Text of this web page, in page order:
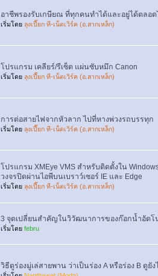
อาชีพรองรับเกษียณ ที่ทุกคนทำได้และอยู่ได้ตลอด
เริ่มโดย ลุงเปี๊ยก ที-เน็ตเวิร์ค (อ.สากเหล็ก)
โปรแกรม เคลียร์/รีเซ็ต แผ่นซับหมึก Canon
เริ่มโดย ลุงเปี๊ยก ที-เน็ตเวิร์ค (อ.สากเหล็ก)
การต่อสายไฟจากหัวลาก ไปที่หางพ่วงรถบรรทุก
เริ่มโดย ลุงเปี๊ยก ที-เน็ตเวิร์ค (อ.สากเหล็ก)
โปรแกรม XMEye VMS สำหรับติดตั้งใน
วงจรปิดผ่านไอพีบนเบราว์เซอร์ IE และ Edge
เริ่มโดย ลุงเปี๊ยก ที-เน็ตเวิร์ค (อ.สากเหล็ก)
3 จุดเปลี่ยนสำคัญในวิวัฒนาการของก๊อกน้ำอัตโ
เริ่มโดย febru
วิธีดูร่องมู่เล่สายพาน ว่าเป็นร่อง A หรือร่อง B ดูยัง